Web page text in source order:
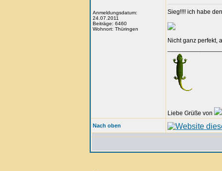
Anmeldungsdatum:
24.07.2011
Beiträge: 6460
Wohnort: Thüringen
Sieg!!!! ich habe
Nicht ganz perfekt,
Liebe Grüße von
Nach oben